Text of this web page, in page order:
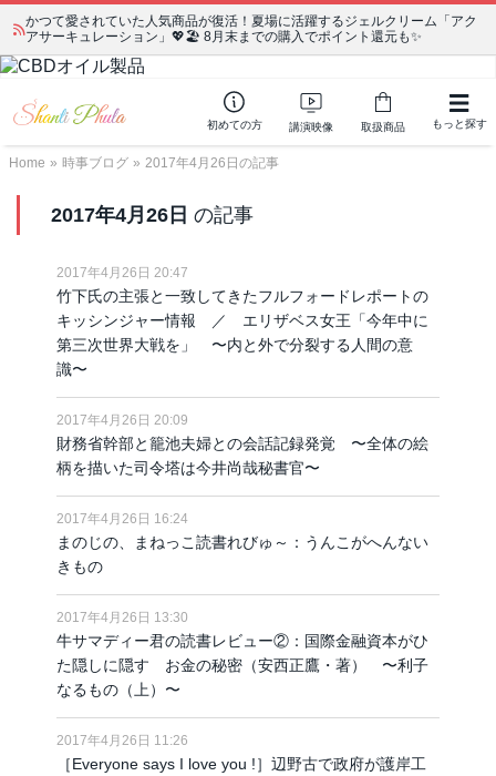
かつて愛されていた人気商品が復活！夏場に活躍するジェルクリーム「アク
アサーキュレーション」💖🏖️ 8月末までの購入でポイント還元も✨
初めての方 講演映像 取扱商品 もっと探す
Home » 時事ブログ » 2017年4月26日の記事
2017年4月26日 の記事
2017年4月26日 20:47
竹下氏の主張と一致してきたフルフォードレポートの
キッシンジャー情報 ／ エリザベス女王「今年中に
第三次世界大戦を」 〜内と外で分裂する人間の意
識〜
2017年4月26日 20:09
財務省幹部と籠池夫婦との会話記録発覚 〜全体の絵
柄を描いた司令塔は今井尚哉秘書官〜
2017年4月26日 16:24
まのじの、まねっこ読書れびゅ～：うんこがへんない
きもの
2017年4月26日 13:30
牛サマディー君の読書レビュー②：国際金融資本がひ
た隠しに隠す お金の秘密（安西正鷹・著） 〜利子
なるもの（上）〜
2017年4月26日 11:26
［Everyone says I love you !］辺野古で政府が護岸工